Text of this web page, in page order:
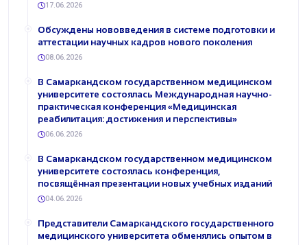
17.06.2026
Обсуждены нововведения в системе подготовки и
аттестации научных кадров нового поколения
08.06.2026
В Самаркандском государственном медицинском
университете состоялась Международная научно-
практическая конференция «Медицинская
реабилитация: достижения и перспективы»
06.06.2026
В Самаркандском государственном медицинском
университете состоялась конференция,
посвящённая презентации новых учебных изданий
04.06.2026
Представители Самаркандского государственного
медицинского университета обменялись опытом в